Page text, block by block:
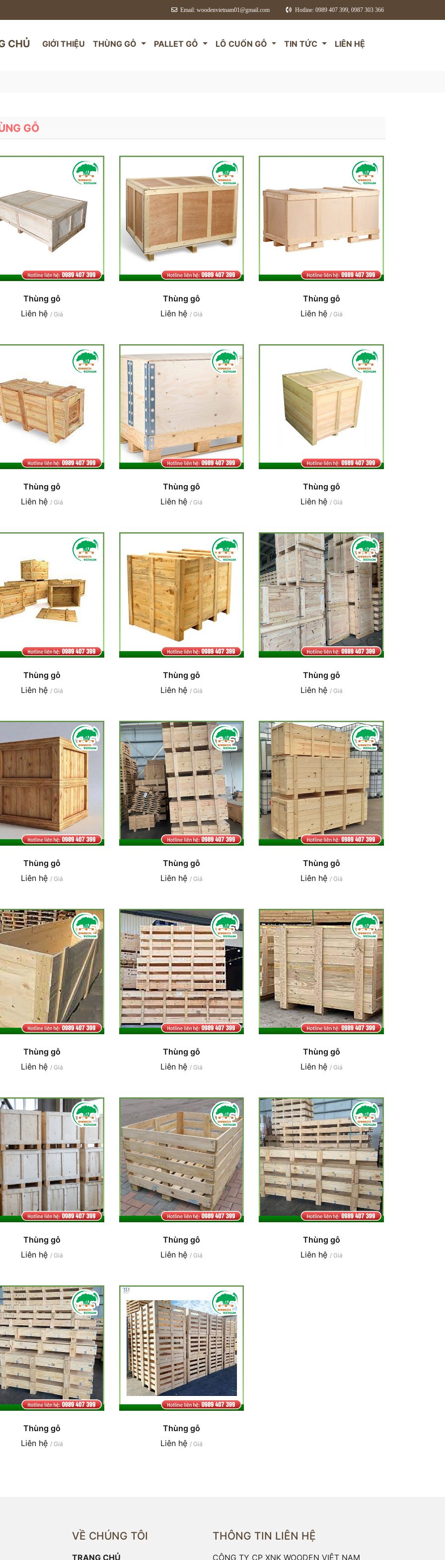
Email: woodenvietnam01@gmail.com Hotline: 0989 407 399, 0987 303 366
CHỦ GIỚI THIỆU THÙNG GỖ PALLET GỖ LÔ CUỐN GỖ TIN TỨC LIÊN HỆ
GỖ
Thùng gỗ
Liên hệ / Giá
Thùng gỗ
Liên hệ / Giá
Thùng gỗ
Liên hệ / Giá
Thùng gỗ
Liên hệ / Giá
Thùng gỗ
Liên hệ/ Giá
Thùng gỗ
Liên hệ / Giá
Thùng gỗ
Liên hệ / Giá
Thùng gỗ
Liên hệ / Giá
Thùng gỗ
Liên hệ / Giá
Thùng gỗ
Liên hệ / Giá
Thùng gỗ
Liên hệ/ Giá
Thùng gỗ
Liên hệ / Giá
Thùng gỗ
Liên hệ / Giá
Thùng gỗ
Liên hệ / Giá
Thùng gỗ
Liên hệ / Giá
Thùng gỗ
Liên hệ / Giá
Thùng gỗ
Liên hệ/ Giá
Thùng gỗ
Liên hệ / Giá
Thùng gỗ
Liên hệ / Giá
Thùng gỗ
Liên hệ / Giá
VỀ CHÚNG TÔI
TRANG CHỦ
THÔNG TIN LIÊN HỆ
CÔNG TY CP XNK WOODEN VIỆT NAM